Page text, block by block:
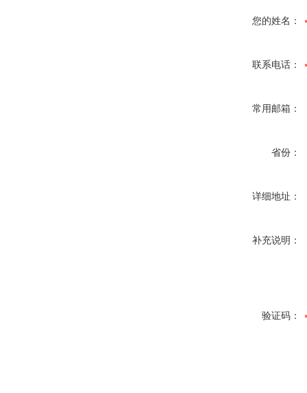
您的姓名：
联系电话：
常用邮箱：
省份：
详细地址：
补充说明：
验证码：